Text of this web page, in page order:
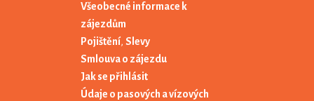
Všeobecné informace k
zájezdům
Pojištění, Slevy
Smlouva o zájezdu
Jak se přihlásit
Údaje o pasových a vízových